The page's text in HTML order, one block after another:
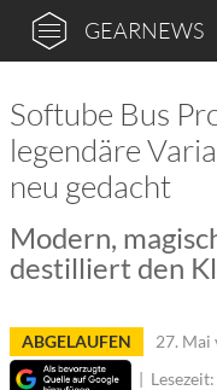
GEARNEWS
Softube Bus
legendäre
neu gedacht
Modern,
destilliert den
ABGELAUFEN 27. Mai
|